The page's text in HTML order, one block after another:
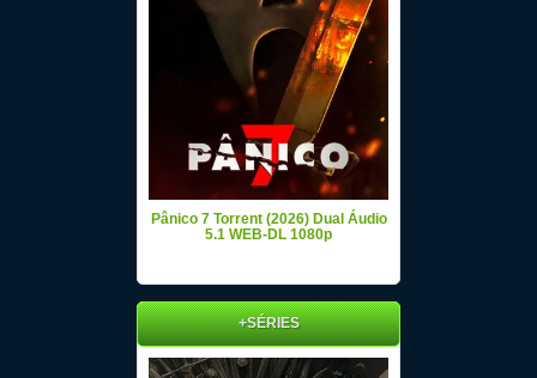
Pânico 7 Torrent (2026) Dual Áudio
5.1 WEB-DL 1080p
+SÉRIES